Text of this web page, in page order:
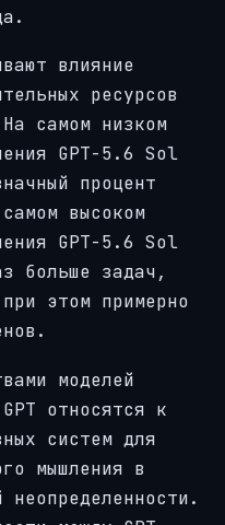
влияние
ресурсов
самом низком
GPT-5.6 Sol
процент
высоком
GPT-5.6 Sol
больше задач,
этом примерно
моделей
относятся к
систем для
мышления в
неопределенности.